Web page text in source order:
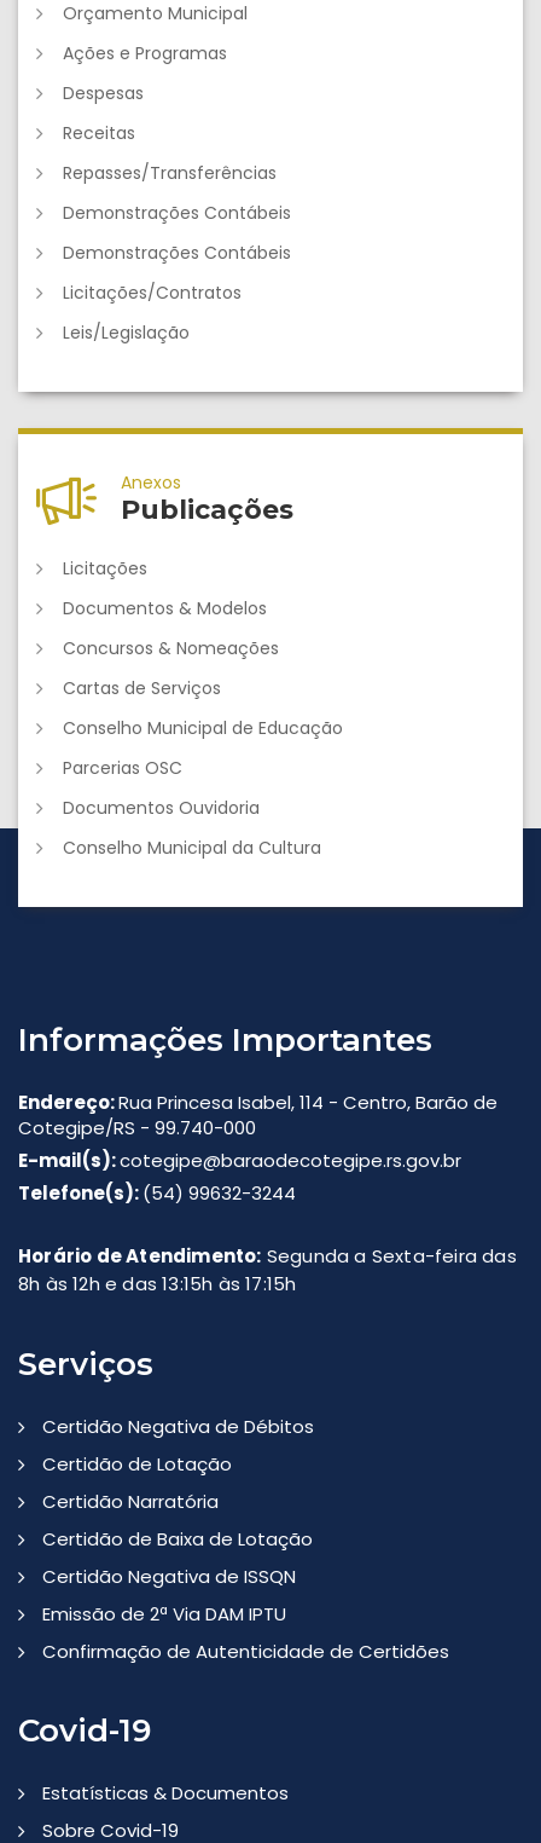
Orçamento Municipal
Ações e Programas
Despesas
Receitas
Repasses/Transferências
Demonstrações Contábeis
Demonstrações Contábeis
Licitações/Contratos
Leis/Legislação
Anexos
Publicações
Licitações
Documentos & Modelos
Concursos & Nomeações
Cartas de Serviços
Conselho Municipal de Educação
Parcerias OSC
Documentos Ouvidoria
Conselho Municipal da Cultura
Informações Importantes
Endereço:Rua Princesa Isabel, 114 - Centro, Barão de
Cotegipe/RS - 99.740-000
E-mail(s):cotegipe@baraodecotegipe.rs.gov.br
Telefone(s):(54) 99632-3244
Horário de Atendimento: Segunda a Sexta-feira das
8h às 12h e das 13:15h às 17:15h
Serviços
Certidão Negativa de Débitos
Certidão de Lotação
Certidão Narratória
Certidão de Baixa de Lotação
Certidão Negativa de ISSQN
Emissão de 2ª Via DAM IPTU
Confirmação de Autenticidade de Certidões
Covid-19
Estatísticas & Documentos
Sobre Covid-19